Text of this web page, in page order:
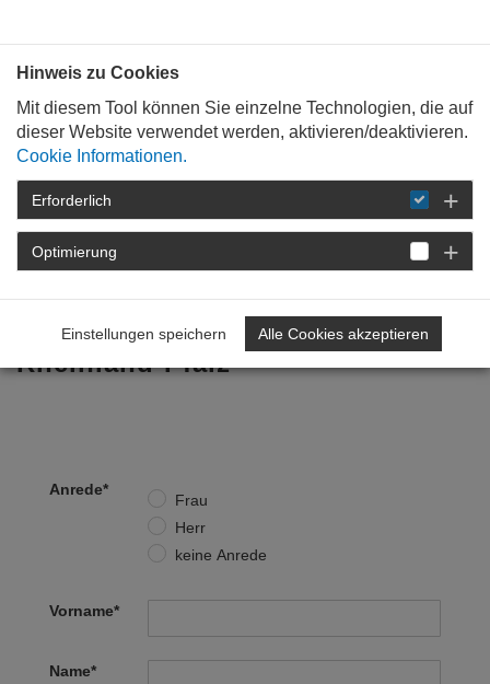
STARTSEITE
an die Architektenkammer
Rheinland-Pfalz
Anrede*
Frau
Herr
keine Anrede
Vorname*
Name*
Hinweis zu Cookies
Mit diesem Tool können Sie einzelne Technologien, die auf
dieser Website verwendet werden, aktivieren/deaktivieren.
Cookie Informationen.
Erforderlich
Optimierung
Einstellungen speichern Alle Cookies akzeptieren